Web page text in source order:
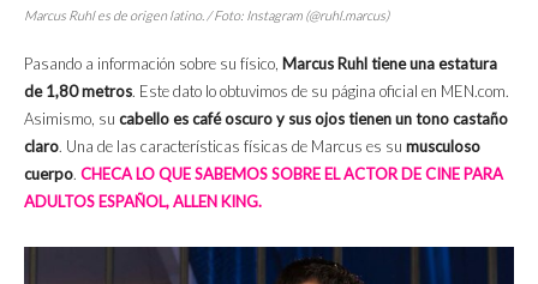
Marcus Ruhl es de origen latino. / Foto: Instagram (@ruhl.marcus)
Pasando a información sobre su físico, Marcus Ruhl tiene una estatura
de 1,80 metros. Este dato lo obtuvimos de su página oficial en MEN.com.
Asimismo, su cabello es café oscuro y sus ojos tienen un tono castaño
claro. Una de las características físicas de Marcus es su musculoso
cuerpo. CHECA LO QUE SABEMOS SOBRE EL ACTOR DE CINE PARA
ADULTOS ESPAÑOL, ALLEN KING.